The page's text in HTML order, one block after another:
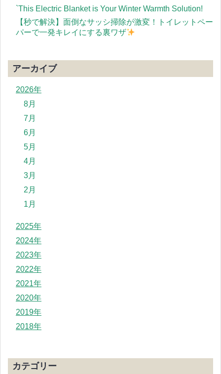
`This Electric Blanket is Your Winter Warmth Solution!
【秒で解決】面倒なサッシ掃除が激変！トイレットペー
パーで一発キレイにする裏ワザ
アーカイブ
2026年
8月
7月
6月
5月
4月
3月
2月
1月
2025年
2024年
2023年
2022年
2021年
2020年
2019年
2018年
カテゴリー